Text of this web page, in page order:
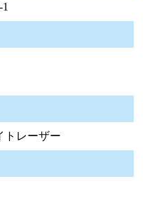
トレーザー